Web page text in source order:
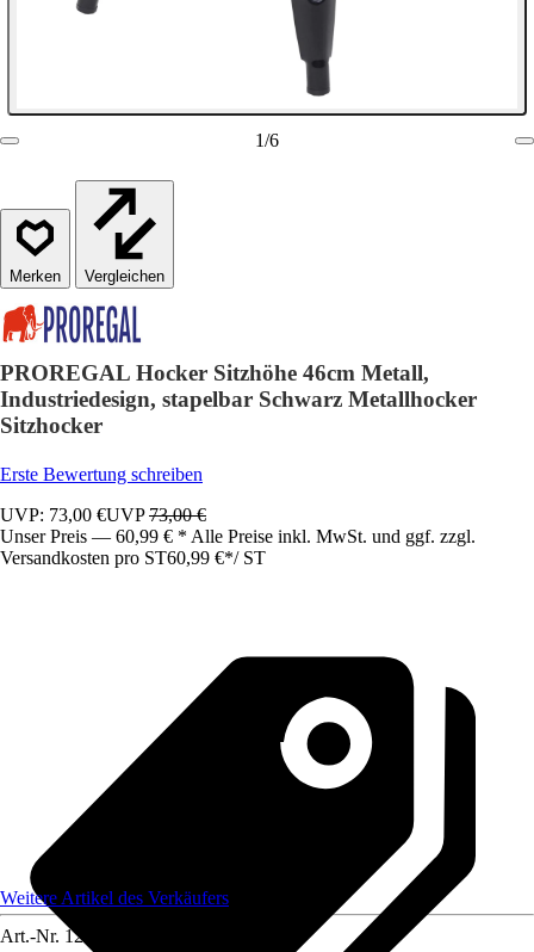
1/6
Vergleichen
PROREGAL Hocker Sitzhöhe 46cm Metall,
Industriedesign, stapelbar Schwarz Metallhocker
Sitzhocker
Erste Bewertung schreiben
UVP: 73,00 €UVP73,00 €
Unser Preis — 60,99 € * Alle Preise inkl. MwSt. und ggf. zzgl.
Versandkosten pro ST60,99 €*/ ST
Weitere Artikel des Verkäufers
Art.-Nr. 12585277